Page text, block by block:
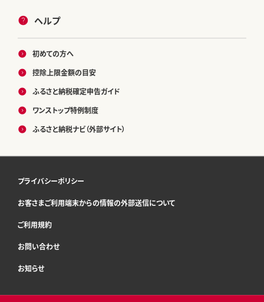
ヘルプ
初めての方へ
控除上限金額の目安
ふるさと納税確定申告ガイド
ワンストップ特例制度
ふるさと納税ナビ（外部サイト）
プライバシーポリシー
お客さまご利用端末からの情報の外部送信について
ご利用規約
お問い合わせ
お知らせ